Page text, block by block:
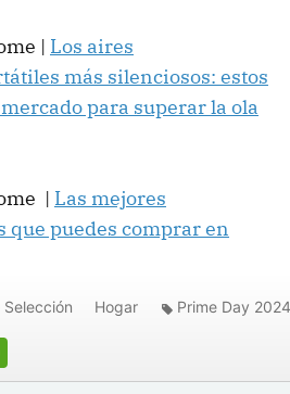
| Los aires
más silenciosos: estos
para superar la ola
| Las mejores
que puedes comprar en
Hogar Prime Day 2024